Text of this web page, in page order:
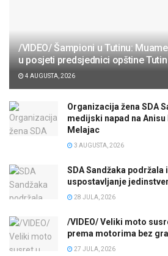
/VIDEO/ Šampioni u Tutinu:
u posjeti predsjednici opštine
4 AUGUSTA, 2026
Organizacija žena SDA
medijski napad na Anisu
Melajac
3 AUGUSTA, 2026
SDA Sandžaka podržala
uspostavljanje
28 JULA, 2026
/VIDEO/ Veliki moto
prema motorima bez
27 JULA, 2026